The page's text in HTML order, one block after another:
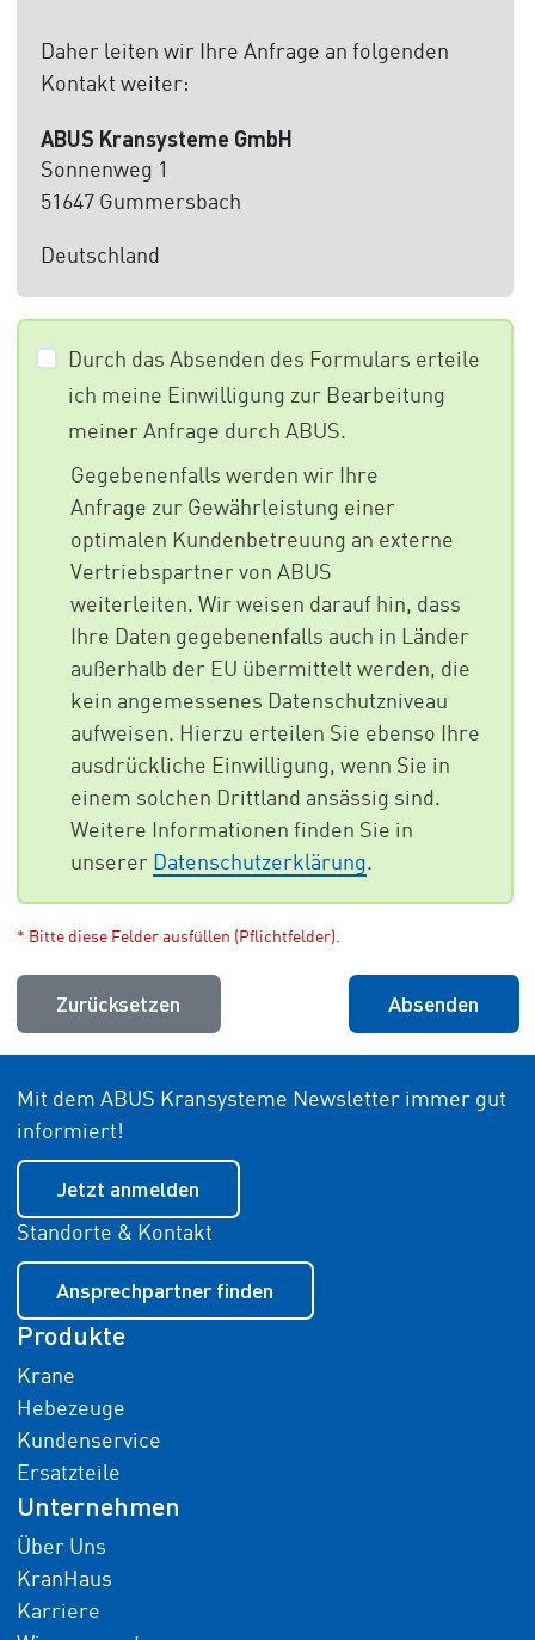
Daher leiten wir Ihre Anfrage an folgenden
Kontakt weiter:
ABUS Kransysteme GmbH
Sonnenweg 1
51647 Gummersbach
Deutschland
Durch das Absenden des Formulars erteile
ich meine Einwilligung zur Bearbeitung
meiner Anfrage durch ABUS.
Gegebenenfalls werden wir Ihre
Anfrage zur Gewährleistung einer
optimalen Kundenbetreuung an externe
Vertriebspartner von ABUS
weiterleiten. Wir weisen darauf hin, dass
Ihre Daten gegebenenfalls auch in Länder
außerhalb der EU übermittelt werden, die
kein angemessenes Datenschutzniveau
aufweisen. Hierzu erteilen Sie ebenso Ihre
ausdrückliche Einwilligung, wenn Sie in
einem solchen Drittland ansässig sind.
Weitere Informationen finden Sie in
unserer Datenschutzerklärung.
* Bitte diese Felder ausfüllen (Pflichtfelder).
Zurücksetzen Absenden
Mit dem ABUS Kransysteme Newsletter immer gut
informiert!
Jetzt anmelden
Standorte & Kontakt
Ansprechpartner finden
Produkte
Krane
Hebezeuge
Kundenservice
Ersatzteile
Unternehmen
Über Uns
KranHaus
Karriere